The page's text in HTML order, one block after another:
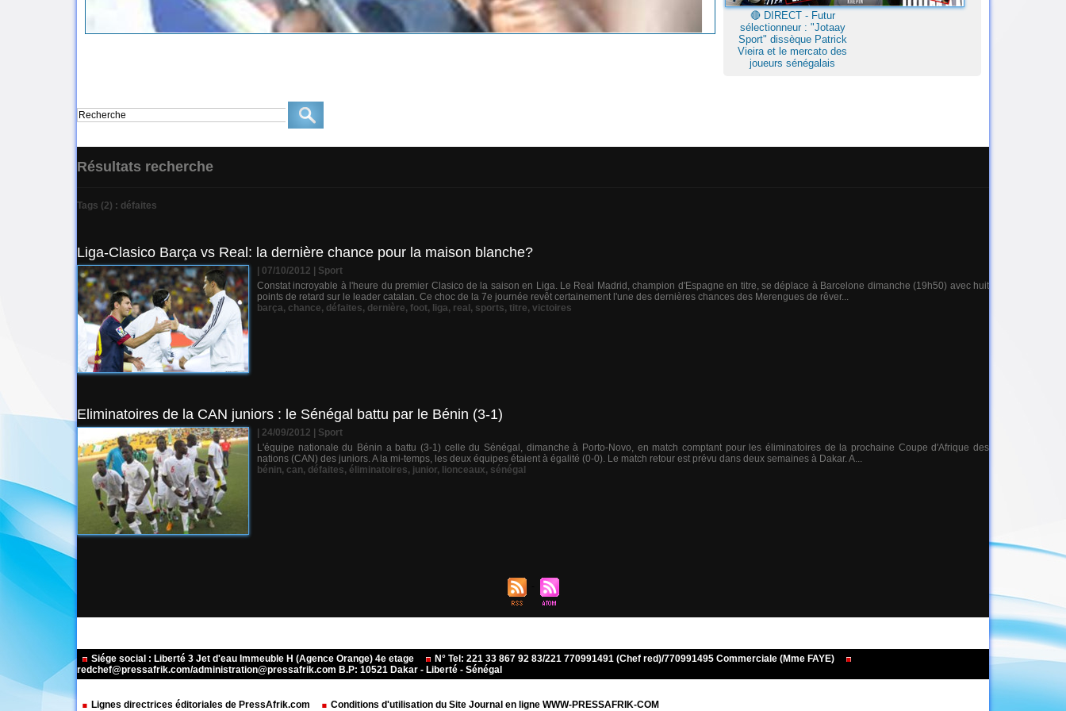
🔴​ DIRECT - Futur
sélectionneur : "Jotaay
Sport" dissèque Patrick
Vieira et le mercato des
joueurs sénégalais
Résultats recherche
Tags (2) : défaites
Liga-Clasico Barça vs Real: la dernière chance pour la maison blanche?
| 07/10/2012
Sport
Constat incroyable à l'heure du premier Clasico de la saison en Liga. Le Real Madrid, champion d'Espagne en titre, se déplace à Barcelone dimanche (19h50) avec huit
points de retard sur le leader catalan. Ce choc de la 7e journée revêt certainement l'une des dernières chances des Merengues de rêver...
barça, chance, défaites, dernière, foot, liga, real , sports, titre, victoires
Eliminatoires de la CAN juniors : le Sénégal battu par le Bénin (3-1)
| 24/09/2012
Sport
L'équipe nationale du Bénin a battu (3-1) celle du Sénégal, dimanche à Porto-Novo, en match comptant pour les éliminatoires de la prochaine Coupe d'Afrique des
nations (CAN) des juniors. A la mi-temps, les deux équipes étaient à égalité (0-0). Le match retour est prévu dans deux semaines à Dakar. A...
bénin, can, défaites, éliminatoires, junior, lionceaux, sénégal
Siége social : Liberté 3 Jet d'eau Immeuble H (Agence Orange) 4e etage
N° Tel: 221 33 867 92 83/221 770991491 (Chef red)/770991495 Commerciale (Mme FAYE)
redchef@pressafrik.com/administration@pressafrik.com B.P: 10521 Dakar - Liberté - Sénégal
Lignes directrices éditoriales de PressAfrik.com Conditions d'utilisation du Site Journal en ligne WWW-PRESSAFRIK-COM